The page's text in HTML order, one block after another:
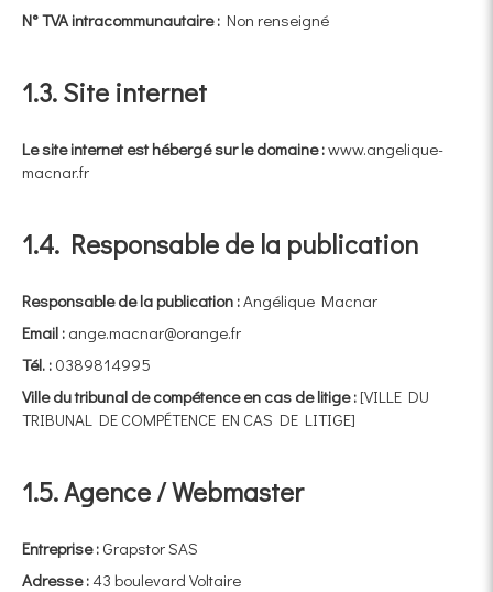
N° TVA intracommunautaire : Non renseigné
1.3. Site internet
Le site internet est hébergé sur le domaine :www.angelique-
macnar.fr
1.4. Responsable de la publication
Responsable de la publication :Angélique Macnar
Email : ange.macnar@orange.fr
Tél. : 0389814995
Ville du tribunal de compétence en cas de litige : [VILLE DU
TRIBUNAL DE COMPÉTENCE EN CAS DE LITIGE]
1.5. Agence / Webmaster
Entreprise : Grapstor SAS
Adresse : 43 boulevard Voltaire